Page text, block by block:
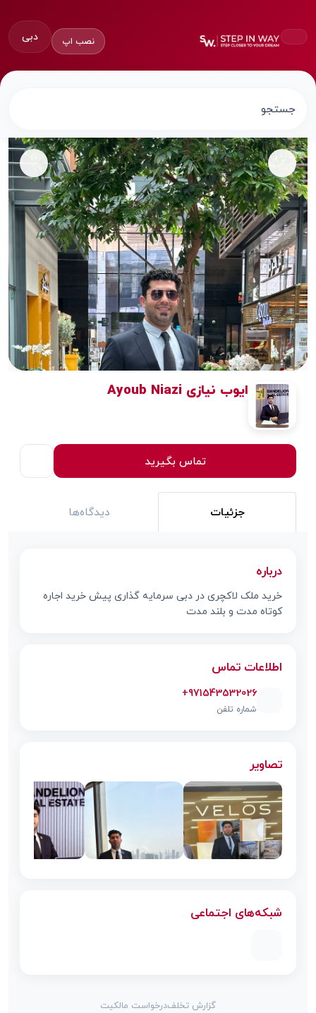
نصب اپ دبی
ایوب نیازی Ayoub Niazi
تماس بگیرید
جزئیات دیدگاه‌ها
درباره
خرید ملک لاکچری در دبی سرمایه گذاری پیش خرید اجاره
کوتاه مدت و بلند مدت
اطلاعات تماس
+971543532026
شماره تلفن
تصاویر
شبکه‌های اجتماعی
گزارش تخلفدرخواست مالکیت